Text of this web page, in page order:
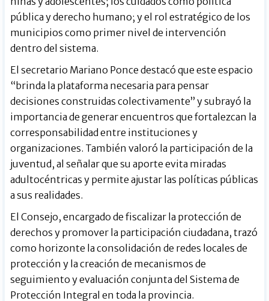
pública y derecho humano; y el rol estratégico de los
municipios como primer nivel de intervención
dentro del sistema.
El secretario Mariano Ponce destacó que este espacio
“brinda la plataforma necesaria para pensar
decisiones construidas colectivamente” y subrayó la
importancia de generar encuentros que fortalezcan la
corresponsabilidad entre instituciones y
organizaciones. También valoró la participación de la
juventud, al señalar que su aporte evita miradas
adultocéntricas y permite ajustar las políticas públicas
a sus realidades.
El Consejo, encargado de fiscalizar la protección de
derechos y promover la participación ciudadana, trazó
como horizonte la consolidación de redes locales de
protección y la creación de mecanismos de
seguimiento y evaluación conjunta del Sistema de
Protección Integral en toda la provincia.